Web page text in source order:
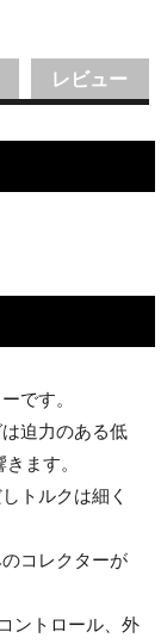
レビュー
です。
迫力のある低
ます。
トルクは細く
コレクターが
ントロール、外